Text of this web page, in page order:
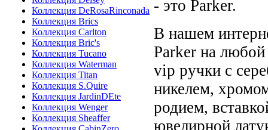
Коллекция DeRosaRinconada
Коллекция Brics
Коллекция Carlton
Коллекция Bric's
Коллекция Tucano
Коллекция Waterman
Коллекция Titan
Коллекция S.Quire
Коллекция JardinDEte
Коллекция Wenger
Коллекция Sheaffer
- это Parker.
В нашем
Parker на
vip ручки с
никелем,
родием,
ювелирной